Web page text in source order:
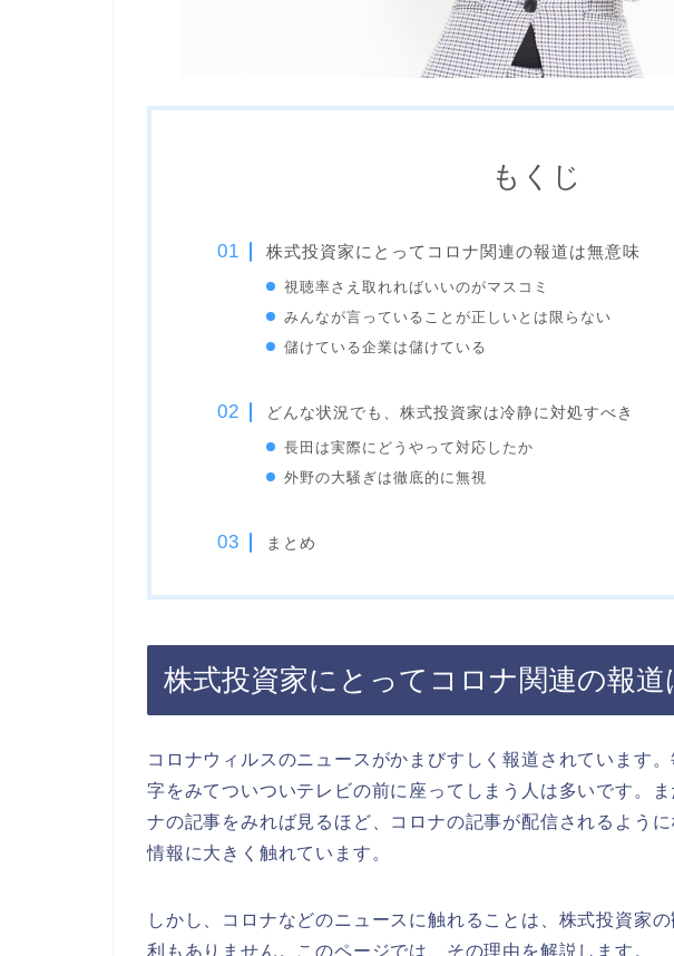
もくじ
株式投資家にとってコロナ関連の報道は無意味
視聴率さえ取れればいいのがマスコミ
みんなが言っていることが正しいとは限らない
儲けている企業は儲けている
どんな状況でも、株式投資家は冷静に対処すべき
長田は実際にどうやって対応したか
外野の大騒ぎは徹底的に無視
まとめ
株式投資家にとってコロナ関連の報道
コロナウィルスのニュースがかまびすしく報道されています
字をみてついついテレビの前に座ってしまう人は多いです。
ナの記事をみれば見るほど、コロナの記事が配信されるよう
情報に大きく触れています。
しかし、コロナなどのニュースに触れることは、株式投資家
利もありません。このページでは、その理由を解説します。